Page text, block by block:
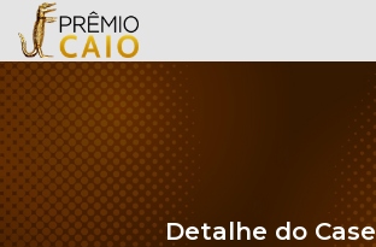
Detalhe do Case